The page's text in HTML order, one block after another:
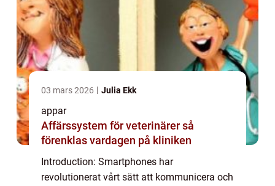
03 mars 2026 Julia Ekk
appar
Affärssystem för veterinärer så
förenklas vardagen på kliniken
Introduction: Smartphones har
revolutionerat vårt sätt att kommunicera och